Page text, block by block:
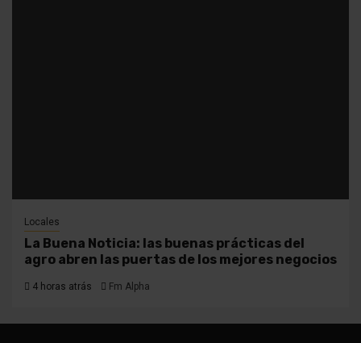
Locales
La Buena Noticia: las buenas prácticas del
agro abren las puertas de los mejores negocios
4 horas atrás Fm Alpha